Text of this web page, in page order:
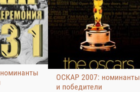
ОСКАР 2007: номинанты
и победители